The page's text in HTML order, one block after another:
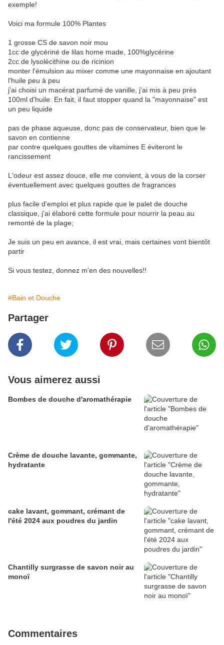
exemple!
Voici ma formule 100% Plantes
1 grosse CS de savon noir mou
1cc de glycériné de lilas home made, 100%glycérine
2cc de lysolécithine ou de ricinion
monter l'émulsion au mixer comme une mayonnaise en ajoutant
l'huile peu à peu
j'ai choisi un macérat parfumé de vanille, j'ai mis à peu près
100ml d'huile. En fait, il faut stopper quand la "mayonnaise" est
un peu liquide
pas de phase aqueuse, donc pas de conservateur, bien que le
savon en contienne
par contre quelques gouttes de vitamines E éviteront le
rancissement
L'odeur est assez douce, elle me convient, à vous de la corser
éventuellement avec quelques gouttes de fragrances
plus facile d'emploi et plus rapide que le palet de douche
classique, j'ai élaboré cette formule pour nourrir la peau au
remonté de la plage;
Je suis un peu en avance, il est vrai, mais certaines vont bientôt
partir
Si vous testez, donnez m'en des nouvelles!!
#Bain et Douche
Partager
Vous aimerez aussi
Bombes de douche d'aromathérapie
Crème de douche lavante, gommante,
hydratante
cake lavant, gommant, crémant de
l'été 2024 aux poudres du jardin
Chantilly surgrasse de savon noir au
monoï
Commentaires